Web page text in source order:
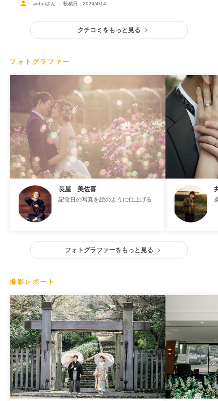
aobeiさん 投稿日：2026/4/14
クチコミをもっと見る
フォトグラファー
長屋 美佐喜
記念日の写真を絵のように仕上げる
フォトグラファーをもっと見る
撮影レポート